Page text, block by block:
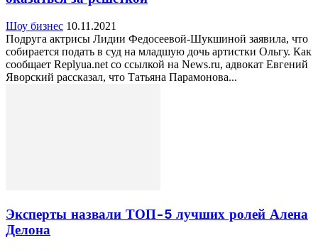
Шоу бизнес 10.11.2021
Подруга актрисы Лидии Федосеевой-Шукшиной заявила, что
собирается подать в суд на младшую дочь артистки Ольгу. Как
сообщает Replyua.net со ссылкой на News.ru, адвокат Евгений
Яворский рассказал, что Татьяна Парамонова...
Эксперты назвали ТОП-5 лучших ролей Алена
Делона